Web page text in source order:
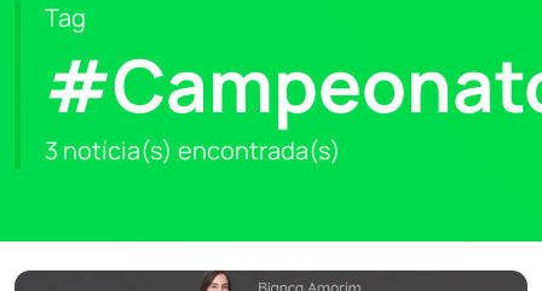
Tag
3 notícia(s) encontrada(s)